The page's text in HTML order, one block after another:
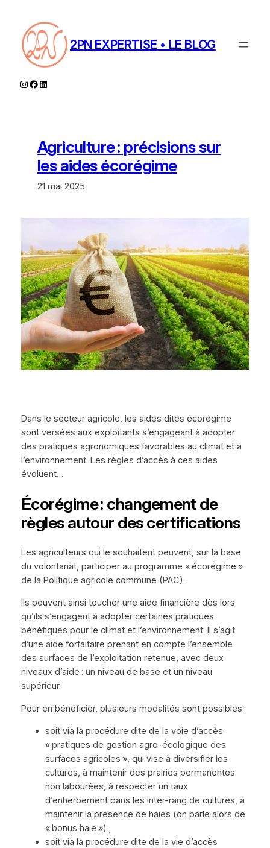
contenu
2PN EXPERTISE • LE BLOG
Instagram
Facebook
LinkedIn
Agriculture : précisions sur
les aides écorégime
21 mai 2025
Dans le secteur agricole, les aides dites écorégime
sont versées aux exploitants s’engageant à adopter
des pratiques agronomiques favorables au climat et à
l’environnement. Les règles d’accès à ces aides
évoluent…
Écorégime : changement de
règles autour des certifications
Les agriculteurs qui le souhaitent peuvent, sur la base
du volontariat, participer au programme « écorégime »
de la Politique agricole commune (PAC).
Ils peuvent ainsi toucher une aide financière dès lors
qu’ils s’engagent à adopter certaines pratiques
bénéfiques pour le climat et l’environnement. Il s’agit
d’une aide forfaitaire prenant en compte l’ensemble
des surfaces de l’exploitation retenue, avec deux
niveaux d’aide : un niveau de base et un niveau
supérieur.
Pour en bénéficier, plusieurs modalités sont possibles :
soit via la procédure dite de la voie d’accès
« pratiques de gestion agro-écologique des
surfaces agricoles », qui vise à diversifier les
cultures, à maintenir des prairies permanentes
non labourées, à respecter un taux
d’enherbement dans les inter-rang de cultures, à
maintenir la présence de haies (on parle alors de
« bonus haie ») ;
soit via la procédure dite de la vie d’accès